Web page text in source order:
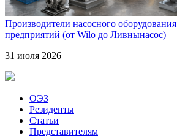
Производители насосного
предприятий (от Wilo до Ливнынасос)
31 июля 2026
ОЭЗ
Резиденты
Статьи
Представителям